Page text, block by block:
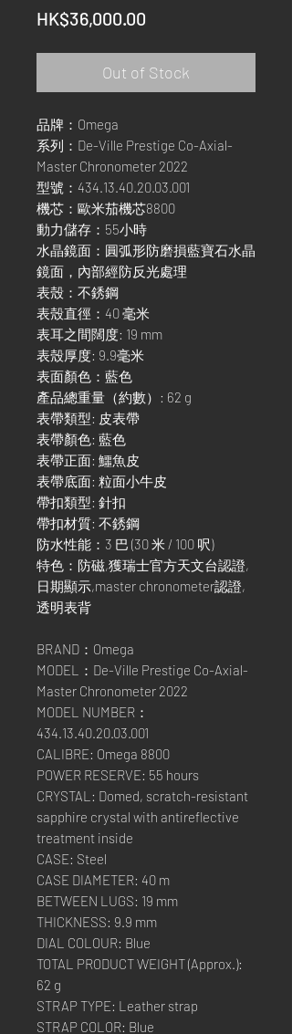
HK$36,000.00
Out of Stock
品牌：Omega
系列：De-Ville Prestige Co-Axial-
Master Chronometer 2022
型號：434.13.40.20.03.001
機芯：歐米茄機芯8800
動力儲存：55小時
水晶鏡面：圓弧形防磨損藍寶石水晶
鏡面，內部經防反光處理
表殼：不銹鋼
表殼直徑：40 毫米
表耳之間闊度: 19 mm
表殼厚度: 9.9毫米
表面顏色：藍色
產品總重量（約數）: 62 g
表帶類型: 皮表帶
表帶顏色: 藍色
表帶正面: 鱷魚皮
表帶底面: 粒面小牛皮
帶扣類型: 針扣
帶扣材質: 不銹鋼
防水性能：3 巴 (30 米 / 100 呎)
特色：防磁,獲瑞士官方天文台認證,
日期顯示,master chronometer認證,
透明表背
BRAND：Omega
MODEL：De-Ville Prestige Co-Axial-
Master Chronometer 2022
MODEL NUMBER：
434.13.40.20.03.001
CALIBRE: Omega 8800
POWER RESERVE: 55 hours
CRYSTAL: Domed, scratch-resistant
sapphire crystal with antireflective
treatment inside
CASE: Steel
CASE DIAMETER: 40 m
BETWEEN LUGS: 19 mm
THICKNESS: 9.9 mm
DIAL COLOUR: Blue
TOTAL PRODUCT WEIGHT (Approx.):
62 g
STRAP TYPE: Leather strap
STRAP COLOR: Blue